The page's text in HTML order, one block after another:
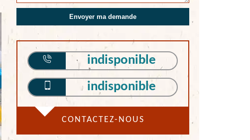
indisponible
indisponible
CONTACTEZ-NOUS